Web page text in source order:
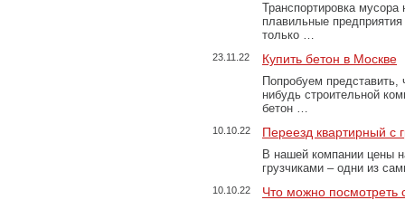
Транспортировка
плавильные
только …
23.11.22 Купить бетон в Москве
Попробуем представить,
нибудь строительной
бетон …
10.10.22 Переезд квартирный с
В нашей компании цены
грузчиками – одни из
10.10.22 Что можно посмотреть